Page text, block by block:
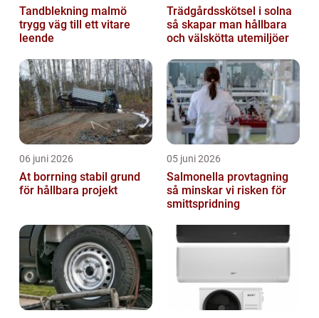
Tandblekning malmö
trygg väg till ett vitare
leende
Trädgårdsskötsel i solna
så skapar man hållbara
och välskötta utemiljöer
06 juni 2026
At borrning stabil grund
för hållbara projekt
05 juni 2026
Salmonella provtagning
så minskar vi risken för
smittspridning